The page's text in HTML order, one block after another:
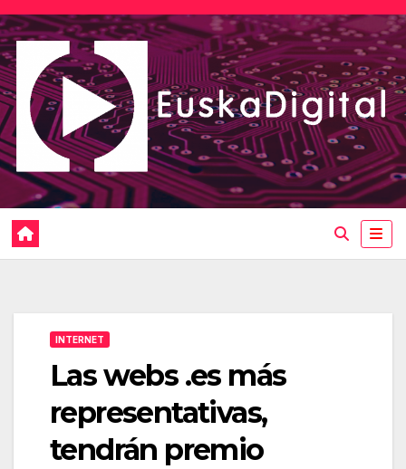
Saltar
al
contenido
INTERNET
Las webs .es más
representativas,
tendrán premio